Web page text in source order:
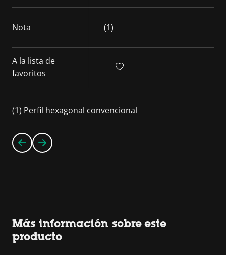
Nota (1)
A la lista de
favoritos
(1) Perfil hexagonal convencional
Más información sobre este
producto